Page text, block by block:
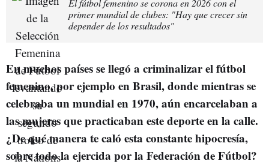
El fútbol femenino se corona en 2026 con el
primer mundial de clubes: "Hay que crecer sin
depender de los resultados"
En muchos países se llegó a criminalizar el fútbol
femenino, por ejemplo en Brasil, donde mientras se
celebraba un mundial en 1970, aún encarcelaban a
las mujeres que practicaban este deporte en la calle.
¿De qué manera te caló esta constante hipocresía,
sobre todo la ejercida por la Federación de Fútbol?